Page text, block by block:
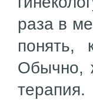
раза в
понять,
Обычно,
терапия.